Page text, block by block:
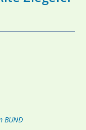
BUND